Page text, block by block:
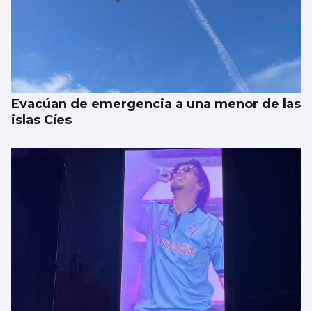
Una parte de un cohete de SpaceX impacta
sobre la superficie de la Luna
Evacúan de emergencia a una menor de las
islas Cíes